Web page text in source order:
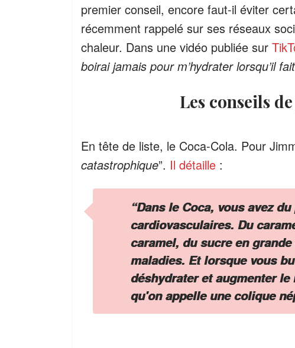
premier conseil, encore faut-il éviter
récemment rappelé sur ses réseaux
chaleur. Dans une vidéo publiée sur
boirai jamais pour m’hydrater lorsqu’il
Les conseils
En tête de liste, le Coca-Cola. Pour
catastrophique”. Il détaille :
“Dans le Coca, vous avez
cardiovasculaires. Du
caramel, du sucre en
maladies. Et lorsque vous
déshydrater et augmenter
qu'on appelle une colique